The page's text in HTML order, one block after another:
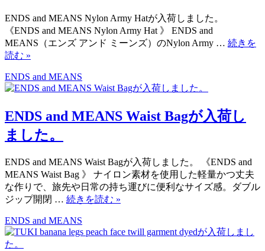
ENDS and MEANS Nylon Army Hatが入荷しました。
《ENDS and MEANS Nylon Army Hat 》 ENDS and
MEANS（エンズ アンド ミーンズ）のNylon Army … 続きを
読む »
ENDS and MEANS
ENDS and MEANS Waist Bagが入荷し
ました。
ENDS and MEANS Waist Bagが入荷しました。 《ENDS and
MEANS Waist Bag 》 ナイロン素材を使用した軽量かつ丈夫
な作りで、旅先や日常の持ち運びに便利なサイズ感。ダブル
ジップ開閉 … 続きを読む »
ENDS and MEANS